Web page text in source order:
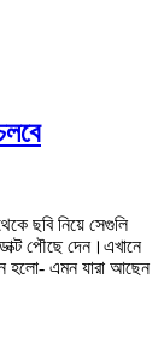
ছবি নিয়ে সেগুলি
পৌছে দেন।এখানে
হলো- এমন যারা আছেন